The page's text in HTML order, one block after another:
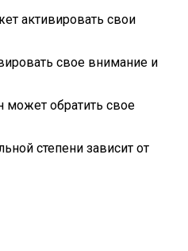
активировать свои
свое внимание и
может обратить свое
степени зависит от